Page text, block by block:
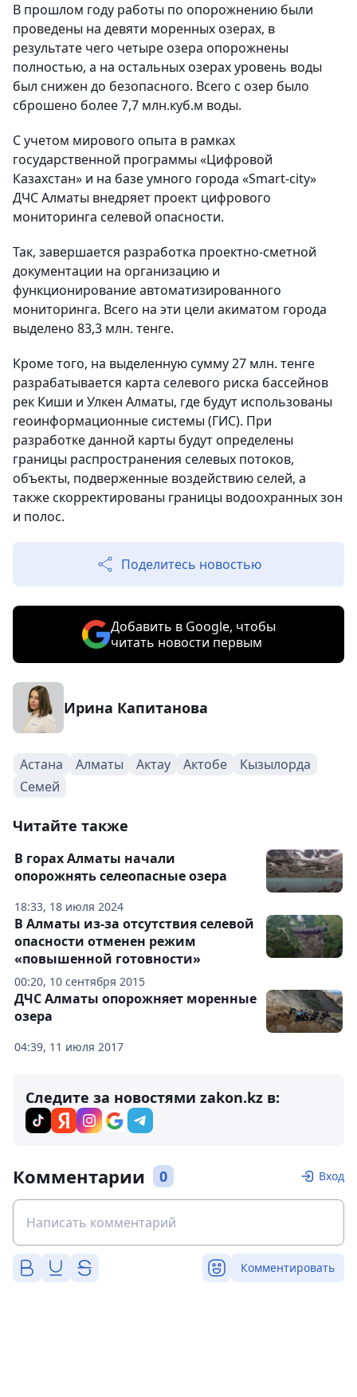
В прошлом году работы по опорожнению были
проведены на девяти моренных озерах, в
результате чего четыре озера опорожнены
полностью, а на остальных озерах уровень воды
был снижен до безопасного. Всего с озер было
сброшено более 7,7 млн.куб.м воды.
С учетом мирового опыта в рамках
государственной программы «Цифровой
Казахстан» и на базе умного города «Smart-city»
ДЧС Алматы внедряет проект цифрового
мониторинга селевой опасности.
Так, завершается разработка проектно-сметной
документации на организацию и
функционирование автоматизированного
мониторинга. Всего на эти цели акиматом города
выделено 83,3 млн. тенге.
Кроме того, на выделенную сумму 27 млн. тенге
разрабатывается карта селевого риска бассейнов
рек Киши и Улкен Алматы, где будут использованы
геоинформационные системы (ГИС). При
разработке данной карты будут определены
границы распространения селевых потоков,
объекты, подверженные воздействию селей, а
также скорректированы границы водоохранных зон
и полос.
Поделитесь новостью
Добавить в Google, чтобы
читать новости первым
Ирина Капитанова
Астана Алматы Актау Актобе
Кызылорда
Семей
Читайте также
18:33, 18 июля 2024
В горах Алматы начали
опорожнять селеопасные озера
00:20, 10 сентября 2015
В Алматы из-за отсутствия селевой
опасности отменен режим
«повышенной готовности»
04:39, 11 июля 2017
ДЧС Алматы опорожняет моренные
озера
Следите за новостями zakon.kz в:
Комментарии 0 Вход
Комментировать